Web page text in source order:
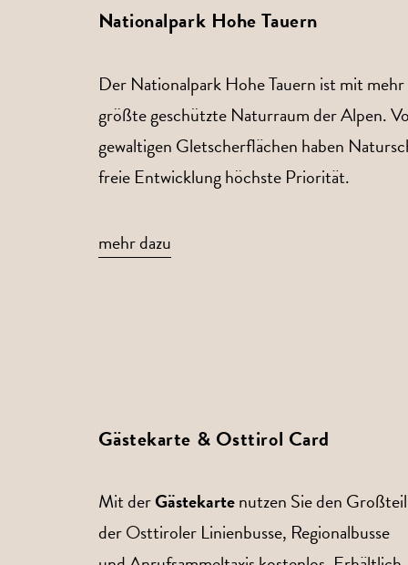
Nationalpark Hohe Tauern
Der Nationalpark Hohe Tauern ist mit
größte geschützte Naturraum der Alpen.
gewaltigen Gletscherflächen haben
freie Entwicklung höchste Priorität.
mehr dazu
Gästekarte & Osttirol Card
Mit derGästekartenutzen Sie den Großteil
der Osttiroler Linienbusse, Regionalbusse